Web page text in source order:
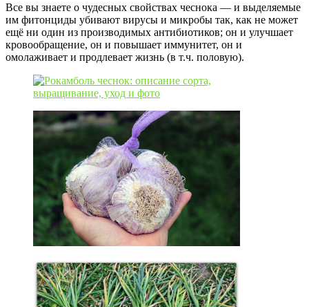
Все вы знаете о чудесных свойствах чеснока — и выделяемые
им фитонциды убивают вирусы и микробы так, как не может
ещё ни один из производимых антибиотиков; он и улучшает
кровообращение, он и повышает иммунитет, он и
омолаживает и продлевает жизнь (в т.ч. половую).